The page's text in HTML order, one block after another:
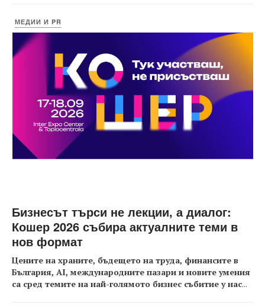
МЕДИИ И PR
Бизнесът търси не лекции, а диалог:
Кошер 2026 събира актуалните теми в
нов формат
Цените на храните, бъдещето на труда, финансите в
България, AI, международните пазари и новите умения
са сред темите на най-голямото бизнес събитие у нас...